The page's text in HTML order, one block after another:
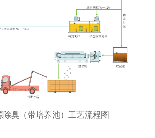
除臭（带培养池）工艺流程图